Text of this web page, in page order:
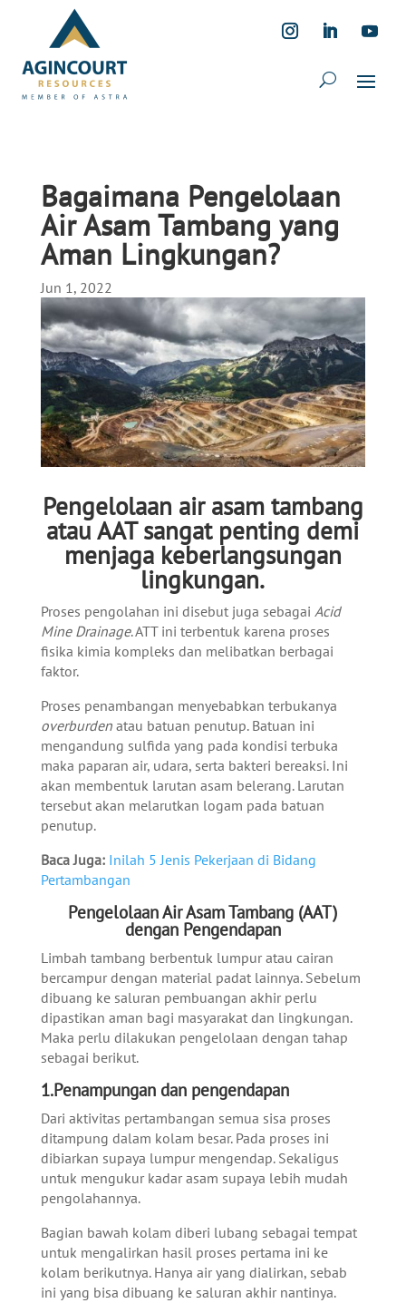
Bagaimana Pengelolaan
Air Asam Tambang yang
Aman Lingkungan?
Jun 1, 2022
Pengelolaan air asam tambang
atau AAT sangat penting demi
menjaga keberlangsungan
lingkungan.
Proses pengolahan ini disebut juga sebagai Acid
Mine Drainage. ATT ini terbentuk karena proses
fisika kimia kompleks dan melibatkan berbagai
faktor.
Proses penambangan menyebabkan terbukanya
overburdenatau batuan penutup. Batuan ini
mengandung sulfida yang pada kondisi terbuka
maka paparan air, udara, serta bakteri bereaksi. Ini
akan membentuk larutan asam belerang. Larutan
tersebut akan melarutkan logam pada batuan
penutup.
Baca Juga: Inilah 5 Jenis Pekerjaan di Bidang
Pertambangan
Pengelolaan Air Asam Tambang (AAT)
dengan Pengendapan
Limbah tambang berbentuk lumpur atau cairan
bercampur dengan material padat lainnya. Sebelum
dibuang ke saluran pembuangan akhir perlu
dipastikan aman bagi masyarakat dan lingkungan.
Maka perlu dilakukan pengelolaan dengan tahap
sebagai berikut.
1.Penampungan dan pengendapan
Dari aktivitas pertambangan semua sisa proses
ditampung dalam kolam besar. Pada proses ini
dibiarkan supaya lumpur mengendap. Sekaligus
untuk mengukur kadar asam supaya lebih mudah
pengolahannya.
Bagian bawah kolam diberi lubang sebagai tempat
untuk mengalirkan hasil proses pertama ini ke
kolam berikutnya. Hanya air yang dialirkan, sebab
ini yang bisa dibuang ke saluran akhir nantinya.